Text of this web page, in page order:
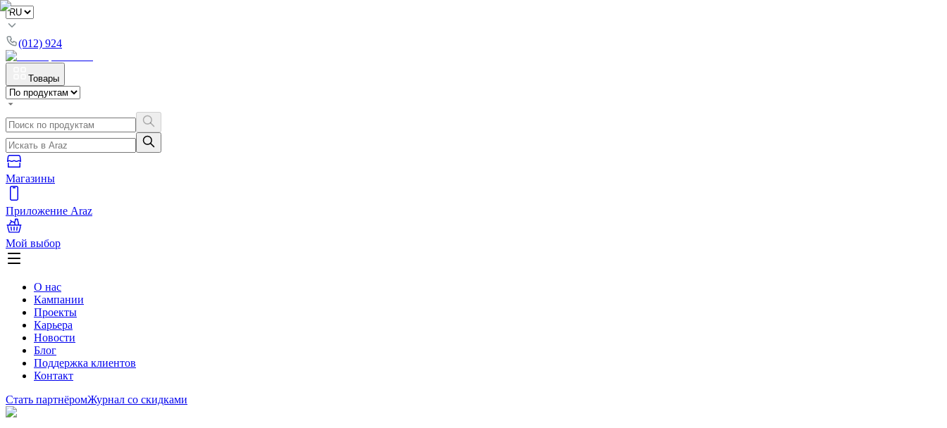
(012) 924
Товары
Магазины
Приложение Araz
Мой выбор
О нас
Кампании
Проекты
Карьера
Новости
Блог
Поддержка клиентов
Контакт
Стать партнёромЖурнал со скидками